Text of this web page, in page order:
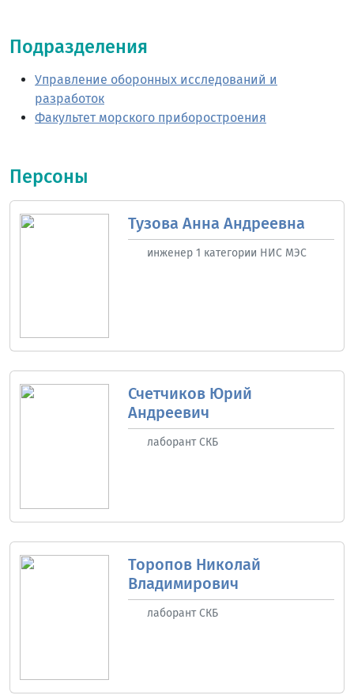
Подразделения
Управление оборонных исследований и
разработок
Факультет морского приборостроения
Персоны
Тузова Анна Андреевна
инженер 1 категории НИС МЭС
Счетчиков Юрий
Андреевич
лаборант СКБ
Торопов Николай
Владимирович
лаборант СКБ